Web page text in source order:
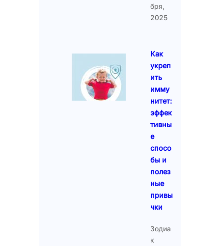
бря,
2025
Как
укреп
ить
имму
нитет:
эффек
тивны
е
спосо
бы и
полез
ные
привы
чки
Зодиа
к